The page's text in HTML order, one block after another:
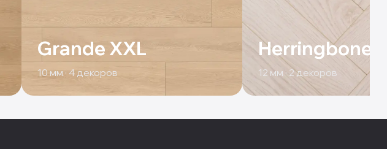
Grande XXL
10 мм · 4декоров
Herringbone
12 мм · 2декоров